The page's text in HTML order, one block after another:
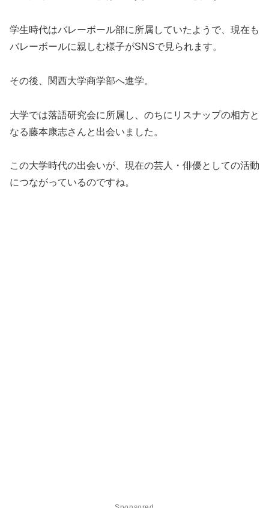
学生時代はバレーボール部に所属していたようで、現在も
バレーボールに親しむ様子がSNSで見られます。
その後、関西大学商学部へ進学。
大学では落語研究会に所属し、のちにリスナップの相方と
なる藤本康志さんと出会いました。
この大学時代の出会いが、現在の芸人・俳優としての活動
につながっているのですね。